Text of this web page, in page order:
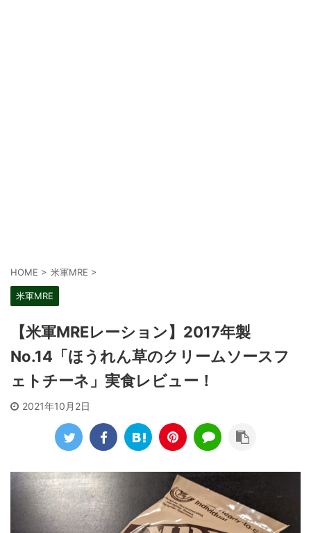
HOME > 米軍MRE >
米軍MRE
【米軍MREレーション】2017年製
No.14「ほうれん草のクリームソースフ
ェトチーネ」実食レビュー！
2021年10月2日